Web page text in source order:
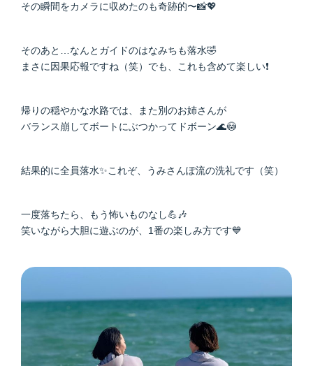
その瞬間をカメラに収めたのも奇跡的〜📸💖
そのあと…なんとガイドのはなみちも落水🤣
まさに因果応報ですね（笑）でも、これも含めて楽しい❗
帰りの穏やかな水路では、また別のお姉さんが
バランス崩してボートにぶつかってドボーン🌊😳
結果的に全員落水✨これぞ、うみさんぽ流の洗礼です（笑）
一度落ちたら、もう怖いものなし💪🎶
笑いながら大胆に遊ぶのが、1番の楽しみ方です💙